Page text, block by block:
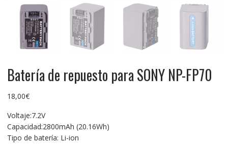
Batería de repuesto para SONY NP-FP70
18,00€
Voltaje:7.2V
Capacidad:2800mAh (20.16Wh)
Tipo de batería: Li-ion